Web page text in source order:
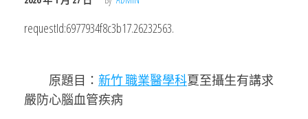
requestId:6977934f8c3b17.26232563.
原題目： 新竹 職業醫學科夏至攝生有講求
嚴防心腦血管疾病